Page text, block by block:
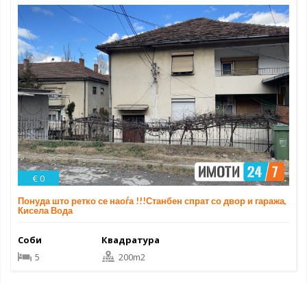
€ 0
Понуда што ретко се наоѓа !!!Станбен спрат со двор и гаража,
Кисела Вода
Соби
5
Квадратура
200m2